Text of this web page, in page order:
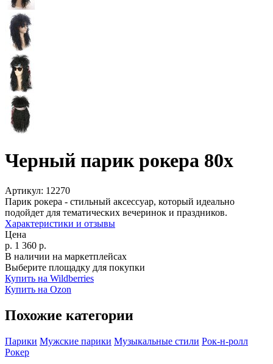
Черный парик рокера 80х
Артикул: 12270
Парик рокера - стильный аксессуар, который идеально
подойдет для тематических вечеринок и праздников.
Характеристики и отзывы
Цена
р. 1 360 р.
В наличии на маркетплейсах
Выберите площадку для покупки
Купить на Wildberries
Купить на Ozon
Похожие категории
Парики Мужские парики Музыкальные стили Рок-н-ролл
Рокер